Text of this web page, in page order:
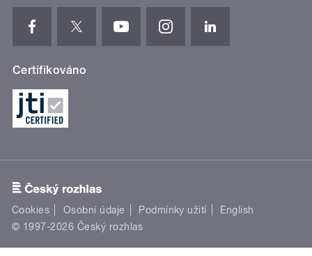
Certifikováno
Cookies Osobní údaje Podmínky užití
English
© 1997-2026 Český rozhlas